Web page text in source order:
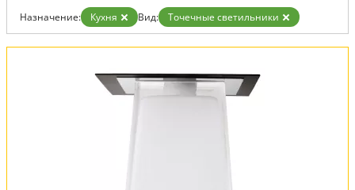
Назначение: Кухня Вид: Точечные светильники